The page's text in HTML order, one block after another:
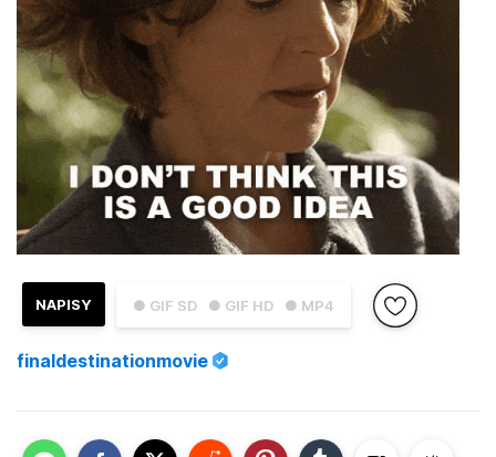
● GIF SD ● GIF HD ● MP4
NAPISY
finaldestinationmovie